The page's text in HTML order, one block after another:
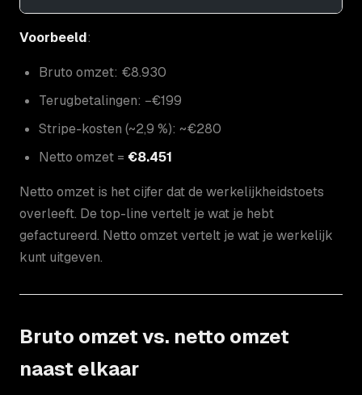
Voorbeeld:
Bruto omzet: €8.930
Terugbetalingen: −€199
Stripe-kosten (~2,9 %): ~€280
Netto omzet = €8.451
Netto omzet is het cijfer dat de werkelijkheidstoets
overleeft. De top-line vertelt je wat je hebt
gefactureerd. Netto omzet vertelt je wat je werkelijk
kunt uitgeven.
Bruto omzet vs. netto omzet
naast elkaar